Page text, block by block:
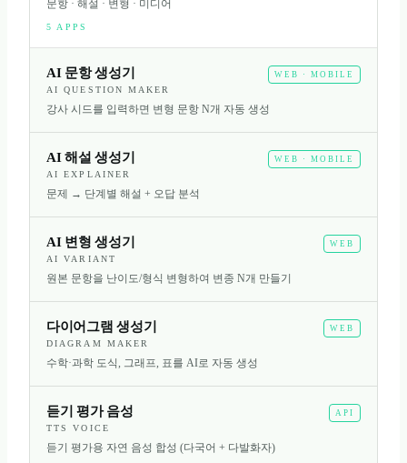
문항 · 해설 · 변형 · 미디어
5 APPS
AI 문항 생성기
WEB · MOBILE
AI QUESTION MAKER
강사 시드를 입력하면 변형 문항 N개 자동 생성
AI 해설 생성기
WEB · MOBILE
AI EXPLAINER
문제 → 단계별 해설 + 오답 분석
AI 변형 생성기
WEB
AI VARIANT
원본 문항을 난이도/형식 변형하여 변종 N개 만들기
다이어그램 생성기
WEB
DIAGRAM MAKER
수학·과학 도식, 그래프, 표를 AI로 자동 생성
듣기 평가 음성
API
TTS VOICE
듣기 평가용 자연 음성 합성 (다국어 + 다발화자)